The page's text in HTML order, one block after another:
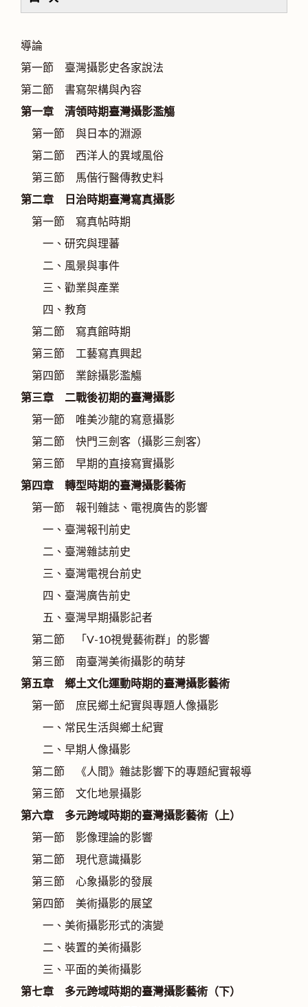
導論
第一節 臺灣攝影史各家說法
第二節 書寫架構與內容
第一章 清領時期臺灣攝影濫觴
第一節 與日本的淵源
第二節 西洋人的異域風俗
第三節 馬偕行醫傳教史料
第二章 日治時期臺灣寫真攝影
第一節 寫真帖時期
一、研究與理蕃
二、風景與事件
三、勸業與產業
四、教育
第二節 寫真館時期
第三節 工藝寫真興起
第四節 業餘攝影濫觴
第三章 二戰後初期的臺灣攝影
第一節 唯美沙龍的寫意攝影
第二節 快門三劍客（攝影三劍客）
第三節 早期的直接寫實攝影
第四章 轉型時期的臺灣攝影藝術
第一節 報刊雜誌、電視廣告的影響
一、臺灣報刊前史
二、臺灣雜誌前史
三、臺灣電視台前史
四、臺灣廣告前史
五、臺灣早期攝影記者
第二節 「V-10視覺藝術群」的影響
第三節 南臺灣美術攝影的萌芽
第五章 鄉土文化運動時期的臺灣攝影藝術
第一節 庶民鄉土紀實與專題人像攝影
一、常民生活與鄉土紀實
二、早期人像攝影
第二節 《人間》雜誌影響下的專題紀實報導
第三節 文化地景攝影
第六章 多元跨域時期的臺灣攝影藝術（上）
第一節 影像理論的影響
第二節 現代意識攝影
第三節 心象攝影的發展
第四節 美術攝影的展望
一、美術攝影形式的演變
二、裝置的美術攝影
三、平面的美術攝影
第七章 多元跨域時期的臺灣攝影藝術（下）